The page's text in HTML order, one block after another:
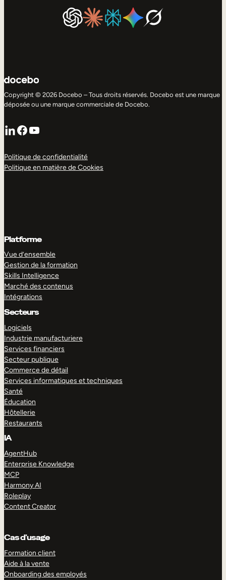
Copyright © 2026 Docebo – Tous droits réservés. Docebo est une marque
déposée ou une marque commerciale de Docebo.
LinkedIn
Facebook
YouTube
Politique de confidentialité
Politique en matière de Cookies
Platforme
Vue d’ensemble
Gestion de la formation
Skills Intelligence
Marché des contenus
Intégrations
Secteurs
Logiciels
Industrie manufacturiere
Services financiers
Secteur publique
Commerce de détail
Services informatiques et techniques
Santé
Éducation
Hôtellerie
Restaurants
IA
AgentHub
Enterprise Knowledge
MCP
Harmony AI
Roleplay
Content Creator
Cas d’usage
Formation client
Aide à la vente
Onboarding des employés